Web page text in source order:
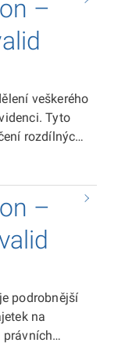
–
veškerého
Tyto
rozdílných
vyžadují
–
podrobnější
na